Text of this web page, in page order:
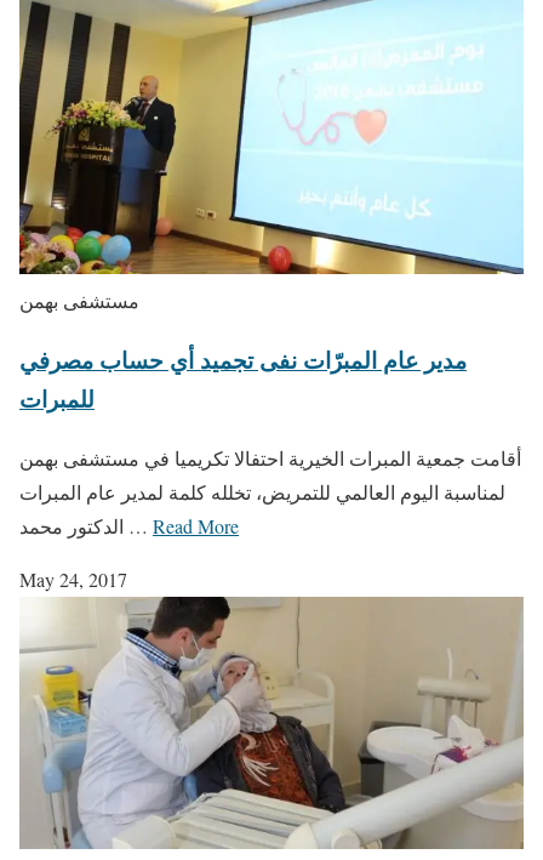
مستشفى بهمن
مدير عام المبرّات نفى تجميد أي حساب مصرفي
للمبرات
أقامت جمعية المبرات الخيرية احتفالا تكريميا في مستشفى بهمن
لمناسبة اليوم العالمي للتمريض، تخلله كلمة لمدير عام المبرات
الدكتور محمد … Read More
May 24, 2017